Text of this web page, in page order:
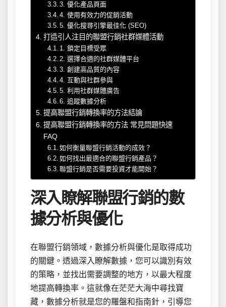
3. 優化產品頁面
4. 使用有效力的促銷活動
5. 優化搜尋引擎最佳化 (SEO)
打造引人注目的聯盟行銷社群媒體活動
1. 鎖定目標受眾
2. 選擇合適的社群媒體平台
3. 創建高品質的內容
4. 互動與社群參與
5. 利用社群媒體廣告
6. 追蹤數據分析
提高聯盟行銷轉換率的方法結論
提高聯盟行銷轉換率的方法 常見問題快速
FAQ
如何衡量聯盟行銷活動的成效？
如何找出最適合的聯盟行銷產品？
聯盟行銷是否需要投資才能開始？
深入瞭解聯盟行銷的數
據分析與優化
在聯盟行銷領域，數據分析與優化是取得成功
的關鍵。透過深入瞭解數據，您可以識別有效
的策略，並找出需要調整的地方，以最大程度
地提高轉換率。這就像在茫茫大海中尋找寶
藏，數據分析就是您的羅盤和指南針，引導您